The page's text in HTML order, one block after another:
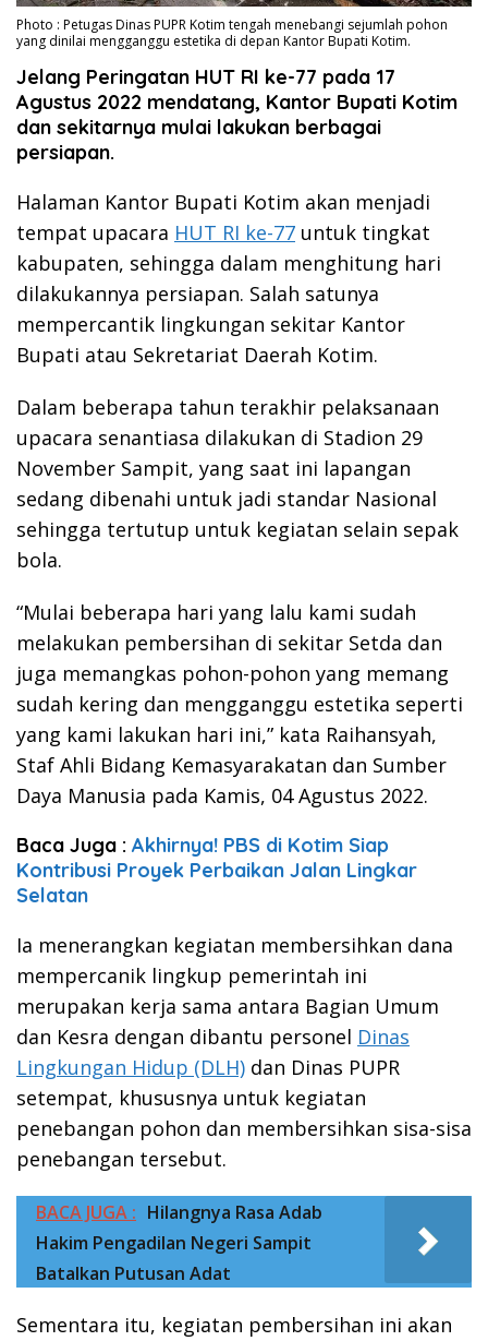
Photo : Petugas Dinas PUPR Kotim tengah menebangi sejumlah pohon
yang dinilai mengganggu estetika di depan Kantor Bupati Kotim.
Jelang Peringatan HUT RI ke-77 pada 17
Agustus 2022 mendatang, Kantor Bupati Kotim
dan sekitarnya mulai lakukan berbagai
persiapan.
Halaman Kantor Bupati Kotim akan menjadi
tempat upacara HUT RI ke-77 untuk tingkat
kabupaten, sehingga dalam menghitung hari
dilakukannya persiapan. Salah satunya
mempercantik lingkungan sekitar Kantor
Bupati atau Sekretariat Daerah Kotim.
Dalam beberapa tahun terakhir pelaksanaan
upacara senantiasa dilakukan di Stadion 29
November Sampit, yang saat ini lapangan
sedang dibenahi untuk jadi standar Nasional
sehingga tertutup untuk kegiatan selain sepak
bola.
“Mulai beberapa hari yang lalu kami sudah
melakukan pembersihan di sekitar Setda dan
juga memangkas pohon-pohon yang memang
sudah kering dan mengganggu estetika seperti
yang kami lakukan hari ini,” kata Raihansyah,
Staf Ahli Bidang Kemasyarakatan dan Sumber
Daya Manusia pada Kamis, 04 Agustus 2022.
Baca Juga : Akhirnya! PBS di Kotim Siap
Kontribusi Proyek Perbaikan Jalan Lingkar
Selatan
Ia menerangkan kegiatan membersihkan dana
mempercanik lingkup pemerintah ini
merupakan kerja sama antara Bagian Umum
dan Kesra dengan dibantu personel Dinas
Lingkungan Hidup (DLH) dan Dinas PUPR
setempat, khususnya untuk kegiatan
penebangan pohon dan membersihkan sisa-sisa
penebangan tersebut.
BACA JUGA : Hilangnya Rasa Adab
Hakim Pengadilan Negeri Sampit
Batalkan Putusan Adat
Sementara itu, kegiatan pembersihan ini akan